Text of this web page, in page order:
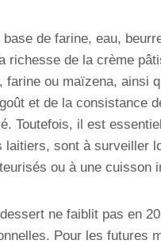
base de farine, eau,
richesse de la crème
ou maïzena, ainsi
et de la consistance
Toutefois, il est
sont à surveiller
ou à une cuisson
ne faiblit pas en
Pour les futures